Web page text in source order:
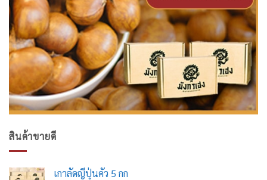
สินค้าขายดี
เกาลัดญี่ปุ่นคั่ว 5 กก